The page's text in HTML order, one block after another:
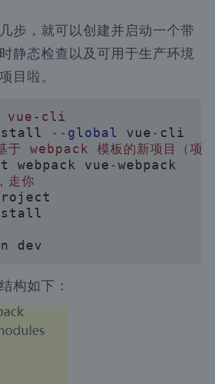
步，就可以创建并启动一个带
静态检查以及可用于生产环境
目啦。
vue-cli
-- global vue -
于 webpack 模板的新项目（项
vue -
走你
dev
构如下：